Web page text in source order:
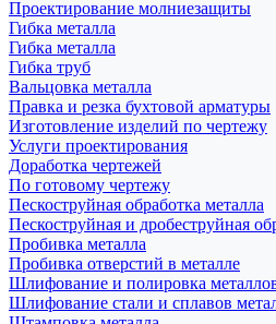
Проектирование молниезащиты
Гибка металла
Гибка металла
Гибка труб
Вальцовка металла
Правка и резка бухтовой арматуры
Изготовление изделий по чертежу
Услуги проектирования
Доработка чертежей
По готовому чертежу
Пескоструйная обработка металла
Пескоструйная и дробеструйная
Пробивка металла
Пробивка отверстий в металле
Шлифование и полировка
Шлифование стали и сплавов